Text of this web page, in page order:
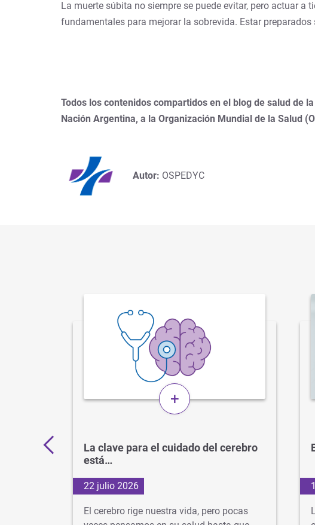
La muerte súbita no siempre se puede evitar, pero actuar
fundamentales para mejorar la sobrevida. Estar preparados
Todos los contenidos compartidos en el blog de salud de
Nación Argentina, a la Organización Mundial de la Salud
Autor: OSPEDYC
+
La clave para el cuidado del cerebro
está…
22 julio 2026
El cerebro rige nuestra vida, pero pocas